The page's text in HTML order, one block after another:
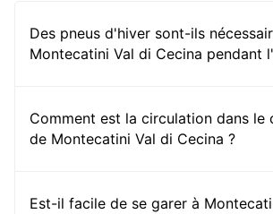
Des pneus d'hiver sont-ils
Montecatini Val di Cecina pendant
Comment est la circulation dans le
de Montecatini Val di Cecina ?
Est-il facile de se garer à